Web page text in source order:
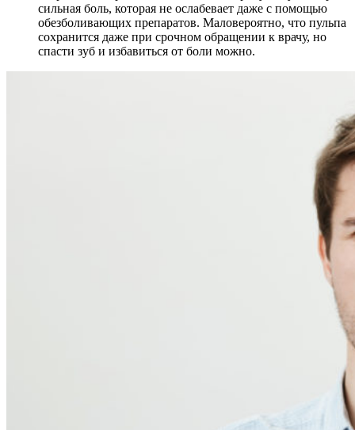
сильная боль, которая не ослабевает даже с помощью
обезболивающих препаратов. Маловероятно, что пульпа
сохранится даже при срочном обращении к врачу, но
спасти зуб и избавиться от боли можно.